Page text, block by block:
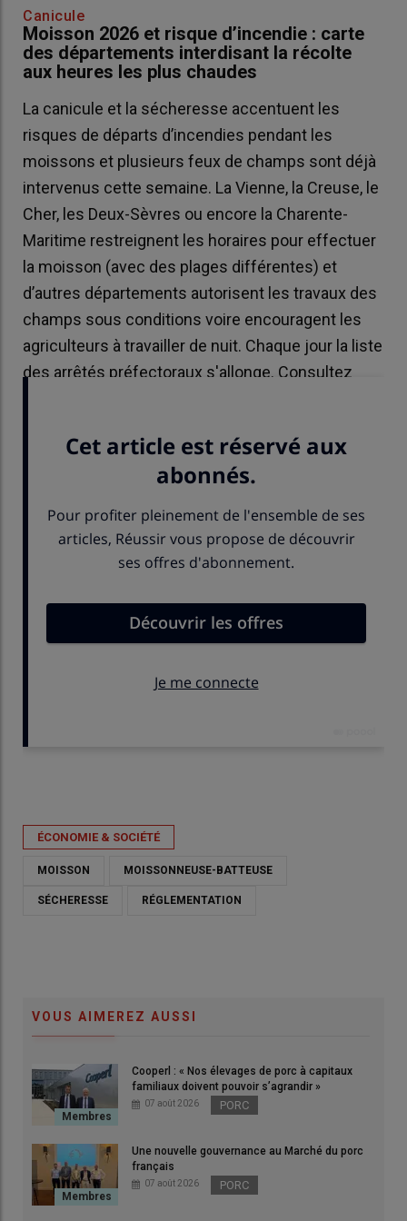
Canicule
Moisson 2026 et risque d’incendie : carte
des départements interdisant la récolte
aux heures les plus chaudes
La canicule et la sécheresse accentuent les
risques de départs d’incendies pendant les
moissons et plusieurs feux de champs sont déjà
intervenus cette semaine. La Vienne, la Creuse, le
Cher, les Deux-Sèvres ou encore la Charente-
Maritime restreignent les horaires pour effectuer
la moisson (avec des plages différentes) et
d’autres départements autorisent les travaux des
champs sous conditions voire encouragent les
agriculteurs à travailler de nuit. Chaque jour la liste
des arrêtés préfectoraux s'allonge. Consultez
Carte de France des arrêtés de restrictions des travaux
agricoles face aux risques d'incendies. La carte est susceptible
d'évoluer dans les heures qui viennent.
ÉCONOMIE & SOCIÉTÉ
MOISSON MOISSONNEUSE-BATTEUSE
SÉCHERESSE RÉGLEMENTATION
VOUS AIMEREZ AUSSI
Cooperl : « Nos élevages de porc à capitaux
familiaux doivent pouvoir s’agrandir »
07 août 2026 PORC
Une nouvelle gouvernance au Marché du porc
français
07 août 2026 PORC